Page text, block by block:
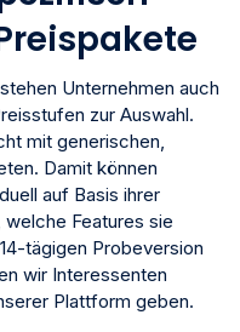
Unternehmen auch
zur Auswahl.
mit generischen,
Damit können
auf Basis ihrer
Features sie
tägigen Probeversion
wir Interessenten
Plattform geben.